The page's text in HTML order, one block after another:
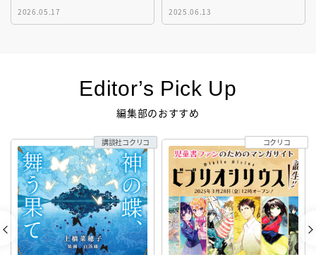
2026.05.17 2025.06.13
Editor’s Pick Up
編集部のおすすめ
講談社コクリコ コクリコ